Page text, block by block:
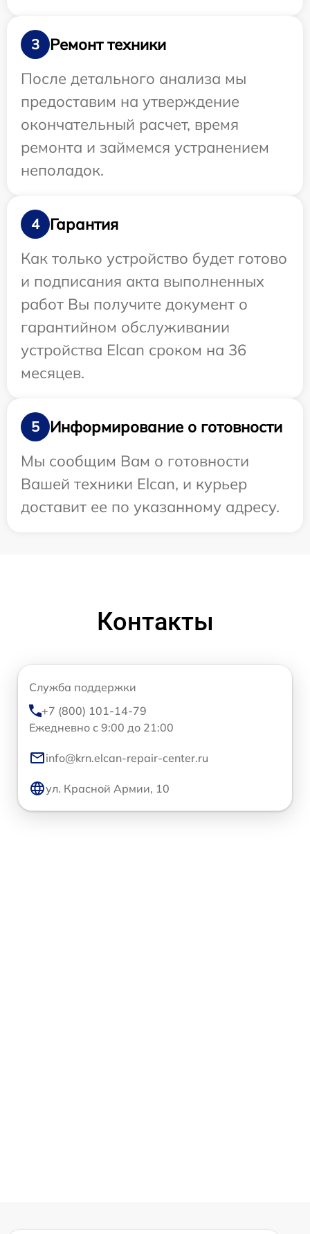
3
Ремонт техники
После детального анализа мы
предоставим на утверждение
окончательный расчет, время
ремонта и займемся устранением
неполадок.
4
Гарантия
Как только устройство будет готово
и подписания акта выполненных
работ Вы получите документ о
гарантийном обслуживании
устройства Elcan сроком на 36
месяцев.
5
Информирование о готовности
Мы сообщим Вам о готовности
Вашей техники Elcan, и курьер
доставит ее по указанному адресу.
Контакты
Служба поддержки
+7 (800) 101-14-79
Ежедневно с 9:00 до 21:00
info@krn.elcan-repair-center.ru
ул. Красной Армии, 10